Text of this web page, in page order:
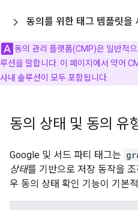
동의를 위한 태그 템플릿을
동의 관리 플랫폼(CMP)은 일반적
루션을 말합니다. 이 페이지에서 약어
사내 솔루션이 모두 포함됩니다.
동의 상태 및 동의 유
Google 및 서드 파티 태그는
상태를 기반으로 저장 동작을
우 동의 상태 확인 기능이 기본